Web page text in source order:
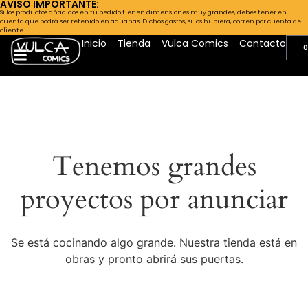
AVISO IMPORTANTE:
Si los productos añadidos en tu pedido tienen dimensiones muy grandes, debes tener en
cuenta que podrá ser retenido en aduanas. Dichos gastos, si los hubiera, corren por cuenta del
cliente.
Inicio Tienda Vulca Comics Contacto
Tenemos grandes
proyectos por anunciar
Se está cocinando algo grande. Nuestra tienda está en
obras y pronto abrirá sus puertas.